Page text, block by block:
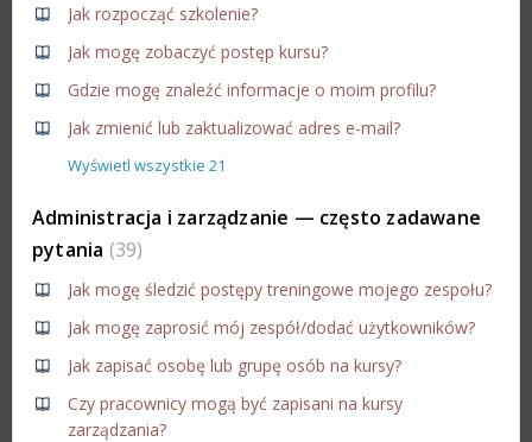
Jak rozpocząć szkolenie?
Jak mogę zobaczyć postęp kursu?
Gdzie mogę znaleźć informacje o moim profilu?
Jak zmienić lub zaktualizować adres e-mail?
Wyświetl wszystkie 21
Administracja i zarządzanie — często zadawane
pytania 39
Jak mogę śledzić postępy treningowe mojego zespołu?
Jak mogę zaprosić mój zespół/dodać użytkowników?
Jak zapisać osobę lub grupę osób na kursy?
Czy pracownicy mogą być zapisani na kursy
zarządzania?